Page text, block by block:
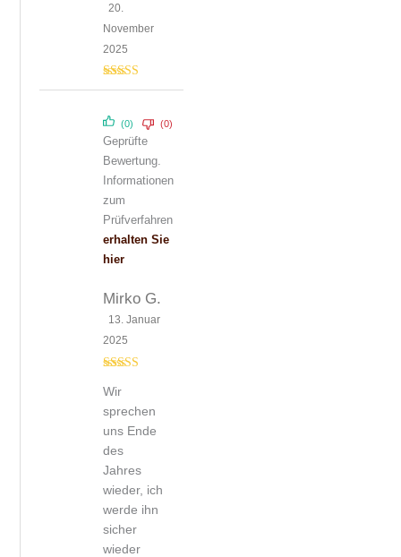
Bewertet mit
20.
November
2025
5von 5
Mirko G.
13. Januar
2025
Wir
sprechen
uns Ende
des
Jahres
wieder, ich
werde ihn
sicher
wieder
(0) (0)
Geprüfte
Bewertung.
Informationen
zum
Prüfverfahren
erhalten Sie
hier